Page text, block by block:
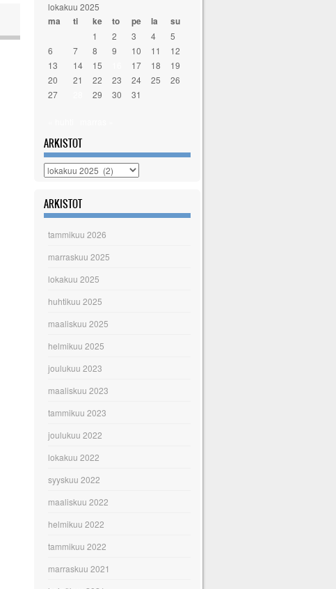
lokakuu 2025
ma ti ke to pe la su
1 2 3 4
5
6
7 8 9 10 11
12
13
14 15 17 18
19
20
21 22 23 24 25
26
27
29 30 31
ARKISTOT
Arkistot
ARKISTOT
tammikuu 2026
marraskuu 2025
lokakuu 2025
huhtikuu 2025
maaliskuu 2025
helmikuu 2025
joulukuu 2023
maaliskuu 2023
tammikuu 2023
joulukuu 2022
lokakuu 2022
syyskuu 2022
maaliskuu 2022
helmikuu 2022
tammikuu 2022
marraskuu 2021